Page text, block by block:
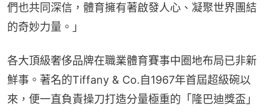
們也共同深信，體育擁有著啟發人心、凝聚世界團結
的奇妙力量。」
各大頂級奢侈品牌在職業體育賽事中圈地布局已非新
鮮事。著名的Tiffany & Co.自1967年首屆超級碗以
來，便一直負責操刀打造分量極重的「隆巴迪獎盃」